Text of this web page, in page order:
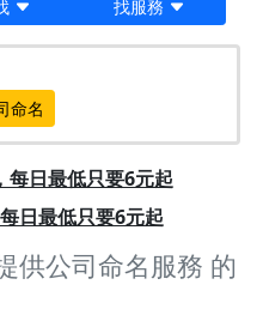
找服務
命名
日最低只要6元起
供公司命名服務 的